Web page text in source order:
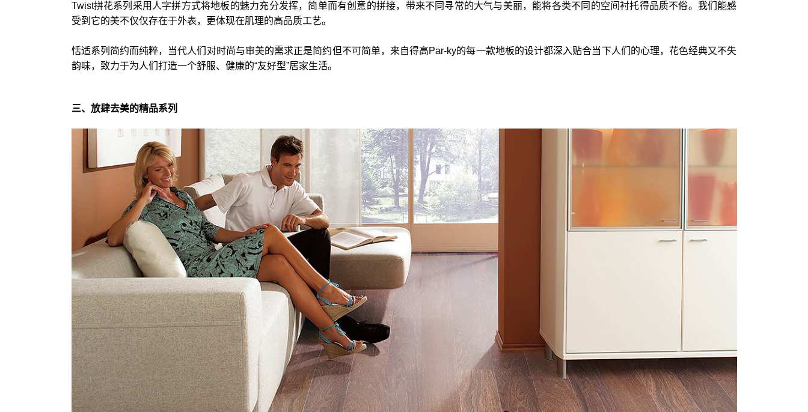
Twist拼花系列采用人字拼方式将地板的魅力充分发挥，简单而有创意的拼接，带来不同寻常的大气与美丽，能将各类不同的空间衬托得品质不俗。我们能感
受到它的美不仅仅存在于外表，更体现在肌理的高品质工艺。
恬适系列简约而纯粹，当代人们对时尚与审美的需求正是简约但不可简单，来自得高Par-ky的每一款地板的设计都深入贴合当下人们的心理，花色经典又不失
韵味，致力于为人们打造一个舒服、健康的“友好型”居家生活。
三、放肆去美的精品系列